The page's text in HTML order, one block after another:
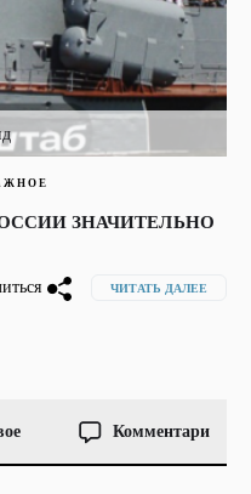
ЗНАЧИТЕЛЬНО
ЧИТАТЬ ДАЛЕЕ
Комментари